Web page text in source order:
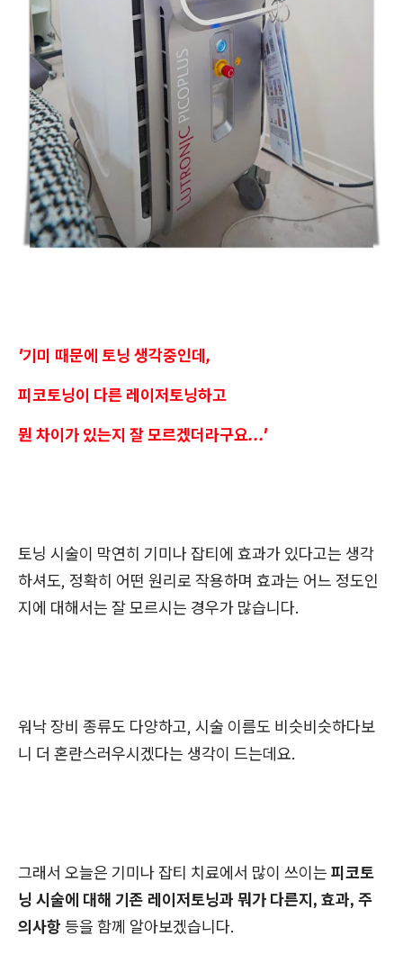
'기미 때문에 토닝 생각중인데,
피코토닝이 다른 레이저토닝하고
뭔 차이가 있는지 잘 모르겠더라구요...'
토닝 시술이 막연히 기미나 잡티에 효과가 있다고는 생각
하셔도, 정확히 어떤 원리로 작용하며 효과는 어느 정도인
지에 대해서는 잘 모르시는 경우가 많습니다.
워낙 장비 종류도 다양하고, 시술 이름도 비슷비슷하다보
니 더 혼란스러우시겠다는 생각이 드는데요.
그래서 오늘은 기미나 잡티 치료에서 많이 쓰이는 피코토
닝 시술에 대해 기존 레이저토닝과 뭐가 다른지, 효과, 주
의사항 등을 함께 알아보겠습니다.